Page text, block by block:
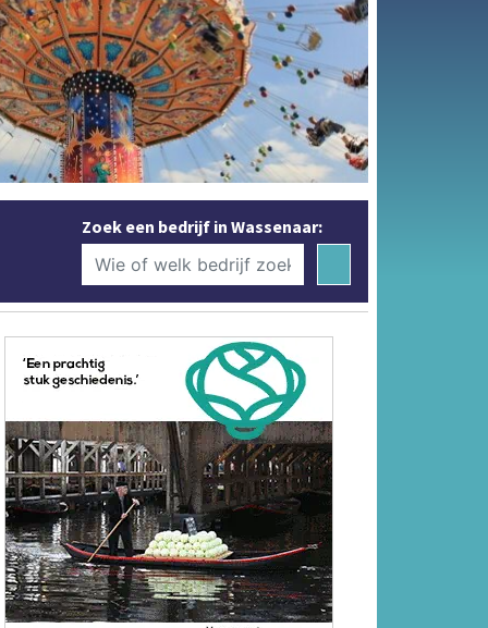
Zoek een bedrijf in Wassenaar: